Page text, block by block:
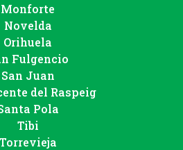
Monforte
Novelda
Orihuela
Fulgencio
San Juan
del Raspeig
Pola
Tibi
Torrevieja